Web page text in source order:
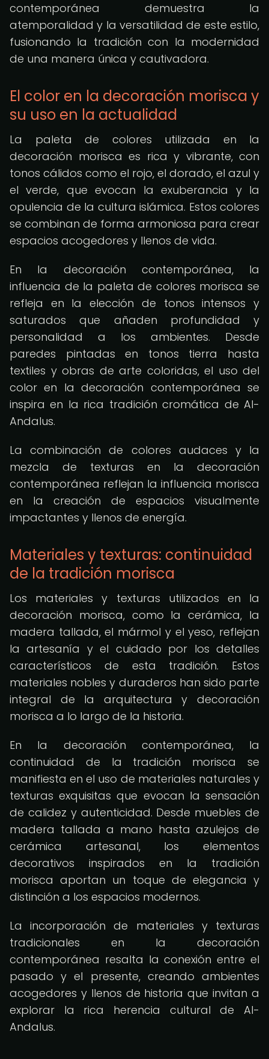
contemporánea demuestra la
atemporalidad y la versatilidad de este estilo,
fusionando la tradición con la modernidad
de una manera única y cautivadora.
El color en la decoración morisca y
su uso en la actualidad
La paleta de colores utilizada en la
decoración morisca es rica y vibrante, con
tonos cálidos como el rojo, el dorado, el azul y
el verde, que evocan la exuberancia y la
opulencia de la cultura islámica. Estos colores
se combinan de forma armoniosa para crear
espacios acogedores y llenos de vida.
En la decoración contemporánea, la
influencia de la paleta de colores morisca se
refleja en la elección de tonos intensos y
saturados que añaden profundidad y
personalidad a los ambientes. Desde
paredes pintadas en tonos tierra hasta
textiles y obras de arte coloridas, el uso del
color en la decoración contemporánea se
inspira en la rica tradición cromática de Al-
Andalus.
La combinación de colores audaces y la
mezcla de texturas en la decoración
contemporánea reflejan la influencia morisca
en la creación de espacios visualmente
impactantes y llenos de energía.
Materiales y texturas: continuidad
de la tradición morisca
Los materiales y texturas utilizados en la
decoración morisca, como la cerámica, la
madera tallada, el mármol y el yeso, reflejan
la artesanía y el cuidado por los detalles
característicos de esta tradición. Estos
materiales nobles y duraderos han sido parte
integral de la arquitectura y decoración
morisca a lo largo de la historia.
En la decoración contemporánea, la
continuidad de la tradición morisca se
manifiesta en el uso de materiales naturales y
texturas exquisitas que evocan la sensación
de calidez y autenticidad. Desde muebles de
madera tallada a mano hasta azulejos de
cerámica artesanal, los elementos
decorativos inspirados en la tradición
morisca aportan un toque de elegancia y
distinción a los espacios modernos.
La incorporación de materiales y texturas
tradicionales en la decoración
contemporánea resalta la conexión entre el
pasado y el presente, creando ambientes
acogedores y llenos de historia que invitan a
explorar la rica herencia cultural de Al-
Andalus.